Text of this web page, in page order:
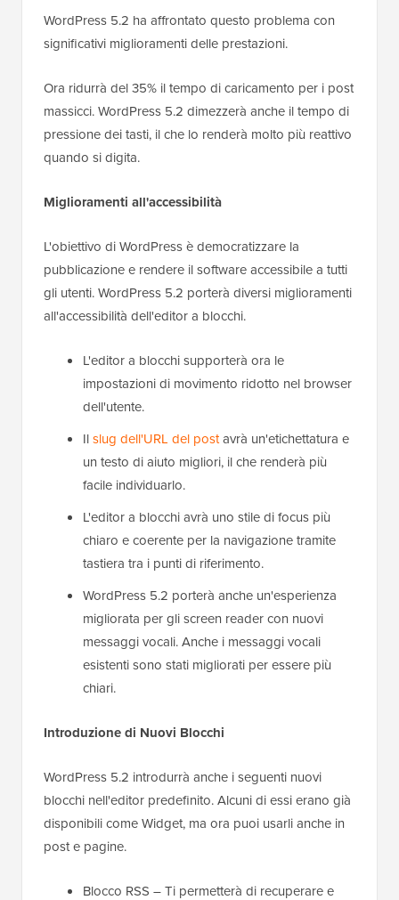
WordPress 5.2 ha affrontato questo problema con
significativi miglioramenti delle prestazioni.
Ora ridurrà del 35% il tempo di caricamento per i post
massicci. WordPress 5.2 dimezzerà anche il tempo di
pressione dei tasti, il che lo renderà molto più reattivo
quando si digita.
Miglioramenti all'accessibilità
L'obiettivo di WordPress è democratizzare la
pubblicazione e rendere il software accessibile a tutti
gli utenti. WordPress 5.2 porterà diversi miglioramenti
all'accessibilità dell'editor a blocchi.
L'editor a blocchi supporterà ora le
impostazioni di movimento ridotto nel browser
dell'utente.
Ilslug dell'URL del postavrà un'etichettatura e
un testo di aiuto migliori, il che renderà più
facile individuarlo.
L'editor a blocchi avrà uno stile di focus più
chiaro e coerente per la navigazione tramite
tastiera tra i punti di riferimento.
WordPress 5.2 porterà anche un'esperienza
migliorata per gli screen reader con nuovi
messaggi vocali. Anche i messaggi vocali
esistenti sono stati migliorati per essere più
chiari.
Introduzione di Nuovi Blocchi
WordPress 5.2 introdurrà anche i seguenti nuovi
blocchi nell'editor predefinito. Alcuni di essi erano già
disponibili come Widget, ma ora puoi usarli anche in
post e pagine.
Blocco RSS – Ti permetterà di recuperare e